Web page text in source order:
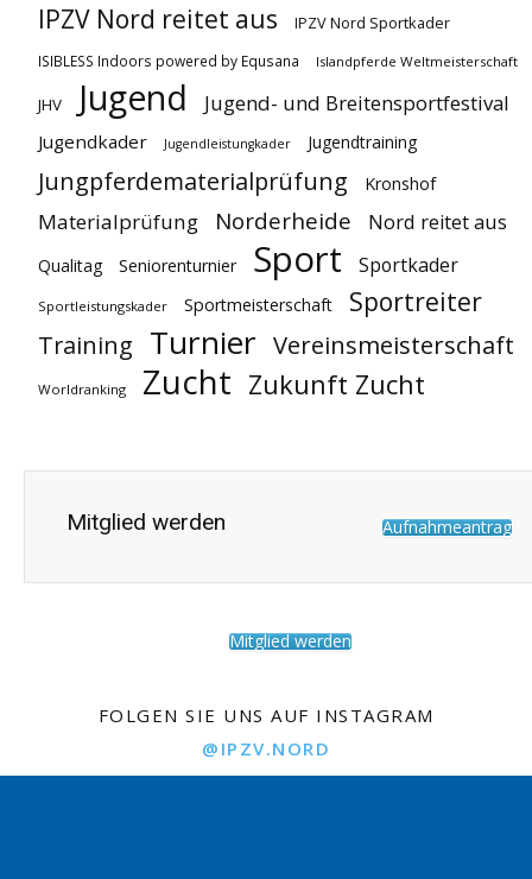
IPZV Nord reitet aus IPZV Nord Sportkader
ISIBLESS Indoors powered by Equsana Islandpferde Weltmeisterschaft
JHV Jugend Jugend- und Breitensportfestival
Jugendkader Jugendleistungkader Jugendtraining
Jungpferdematerialprüfung Kronshof
Materialprüfung Norderheide Nord reitet aus
Qualitag Seniorenturnier Sport Sportkader
Sportleistungskader Sportmeisterschaft Sportreiter
Training Turnier Vereinsmeisterschaft
Worldranking Zucht Zukunft Zucht
Mitglied werden Aufnahmeantrag
Mitglied werden
FOLGEN SIE UNS AUF INSTAGRAM
@IPZV.NORD